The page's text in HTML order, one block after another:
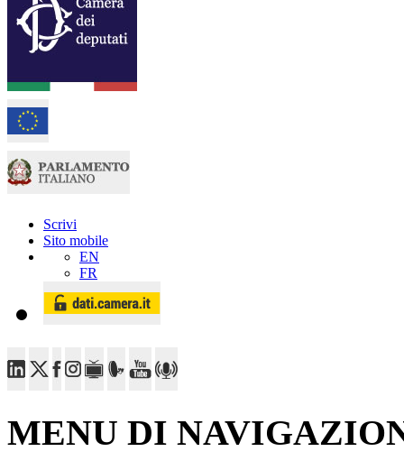
Scrivi
Sito mobile
EN
FR
MENU DI